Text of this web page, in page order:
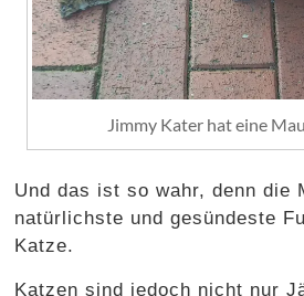
Jimmy Kater hat eine
Und das ist so wahr, denn die
natürlichste und gesündeste
Katze.
Katzen sind jedoch nicht nur